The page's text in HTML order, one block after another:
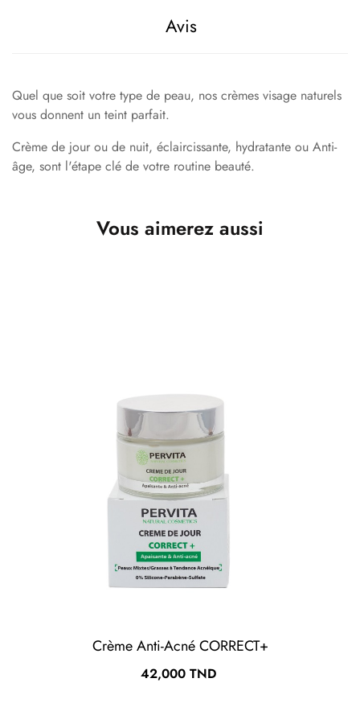
Avis
Quel que soit votre type de peau, nos crèmes visage naturels
vous donnent un teint parfait.
Crème de jour ou de nuit, éclaircissante, hydratante ou Anti-
âge, sont l'étape clé de votre routine beauté.
Vous aimerez aussi
Crème Anti-Acné CORRECT+
Prix
42,000 TND